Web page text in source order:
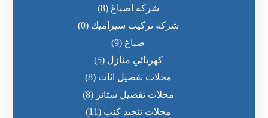
شركة اصباغ (8)
شركة تركيب سيراميك (0)
صباغ (9)
كهربائي منازل (5)
محلات تفصيل اثاث (8)
محلات تفصيل ستائر (8)
محلات تنجيد كنب (11)